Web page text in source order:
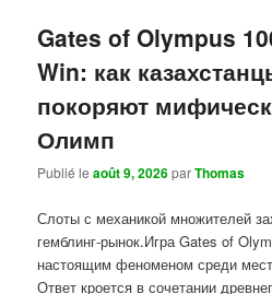
Gates of Olympus
Win: как
покоряют
Олимп
Publié leaoût 9, 2026parThomas
Слоты с механикой множителей
гемблинг-рынок.Игра Gates of
настоящим феноменом среди
Ответ кроется в сочетании